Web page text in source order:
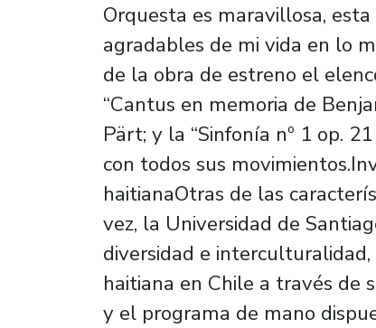
Orquesta es maravillosa,
agradables de mi vida en lo
de la obra de estreno el
“Cantus en memoria de
Pärt; y la “Sinfonía nº 1 op.
con todos sus
haitianaOtras de las
vez, la Universidad de
diversidad e
haitiana en Chile a través de
y el programa de mano